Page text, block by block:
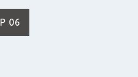
06